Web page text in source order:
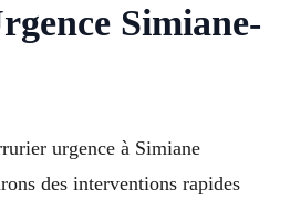
Simiane-
urgence à Simiane
des interventions rapides